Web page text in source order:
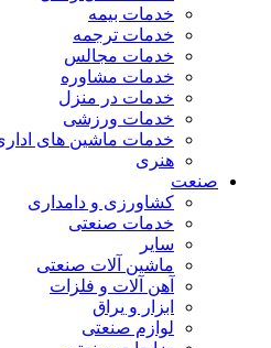
خدمات بیمه
خدمات ترجمه
خدمات مجالس
خدمات مشاوره
خدمات در منزل
خدمات ورزشی
خدمات ماشین های
هنری
صنعت
کشاورزی و دامداری
خدمات صنعتی
سایر
ماشین آلات صنعتی
آهن آلات و فلزات
ابزار و یراق
لوازم صنعتی